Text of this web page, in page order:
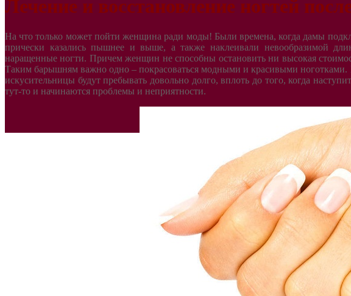
Лечение и восстановление ногтей
На что только может пойти женщина ради моды! Были времена, когда дамы
прически казались пышнее и выше, а также наклеивали невообразимой
наращенные ногти. Причем женщин не способны остановить ни высокая
Таким барышням важно одно – покрасоваться модными и красивыми
искусительницы будут пребывать довольно долго, вплоть до того, когда
тут-то и начинаются проблемы и неприятности.